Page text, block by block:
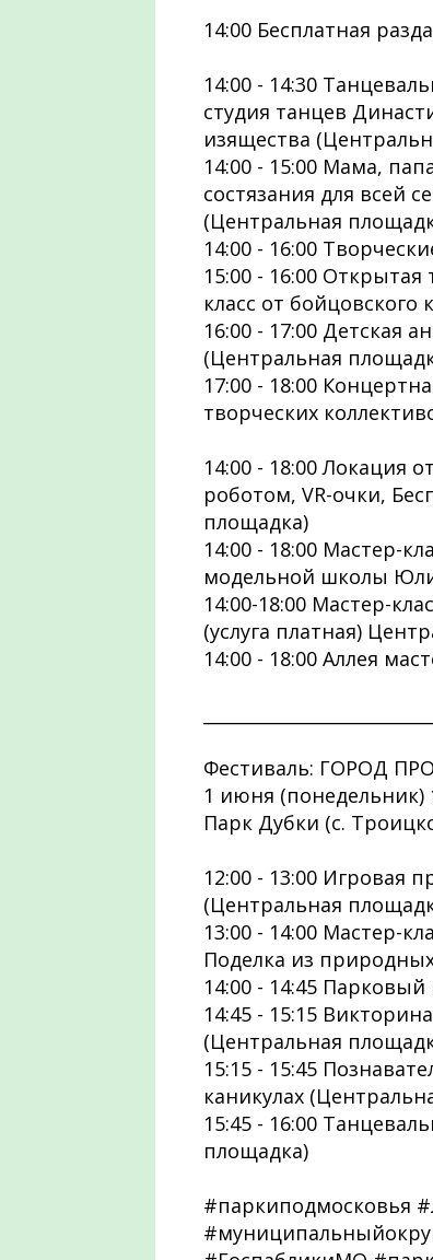
14:00 Бесплатная
14:00 - 14:30
студия танцев
изящества
14:00 - 15:00 Мама,
состязания для всей
(Центральная
14:00 - 16:00
15:00 - 16:00
класс от
16:00 - 17:00 Детская
(Центральная
17:00 - 18:00
творческих
14:00 - 18:00 Локация
роботом, VR-очки,
площадка)
14:00 - 18:00 Мастер-
модельной школы
14:00-18:00 Мастер-
(услуга платная)
14:00 - 18:00 Аллея
Фестиваль: ГОРОД
1 июня (понедельник)
Парк Дубки (с.
12:00 - 13:00 Игровая
(Центральная
13:00 - 14:00 Мастер-
Поделка из
14:00 - 14:45
14:45 - 15:15
(Центральная
15:15 - 15:45
каникулах
15:45 - 16:00
площадка)
#паркиподмосковья